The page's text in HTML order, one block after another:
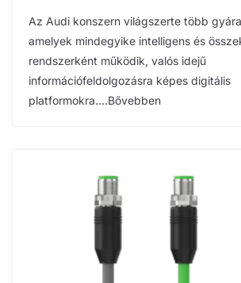
Az Audi konszern világszerte több
amelyek mindegyike intelligens és
rendszerként működik, valós idejű
információfeldolgozásra képes digitális
platformokra….Bővebben